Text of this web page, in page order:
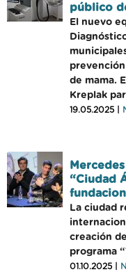
público
El nuevo
de mama.
Kreplak
19.05.2025 |
“Ciudad
La ciudad
creación
programa
01.10.2025 |